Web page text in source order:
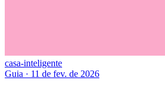
casa-inteligente
Guia · 11 de fev. de 2026